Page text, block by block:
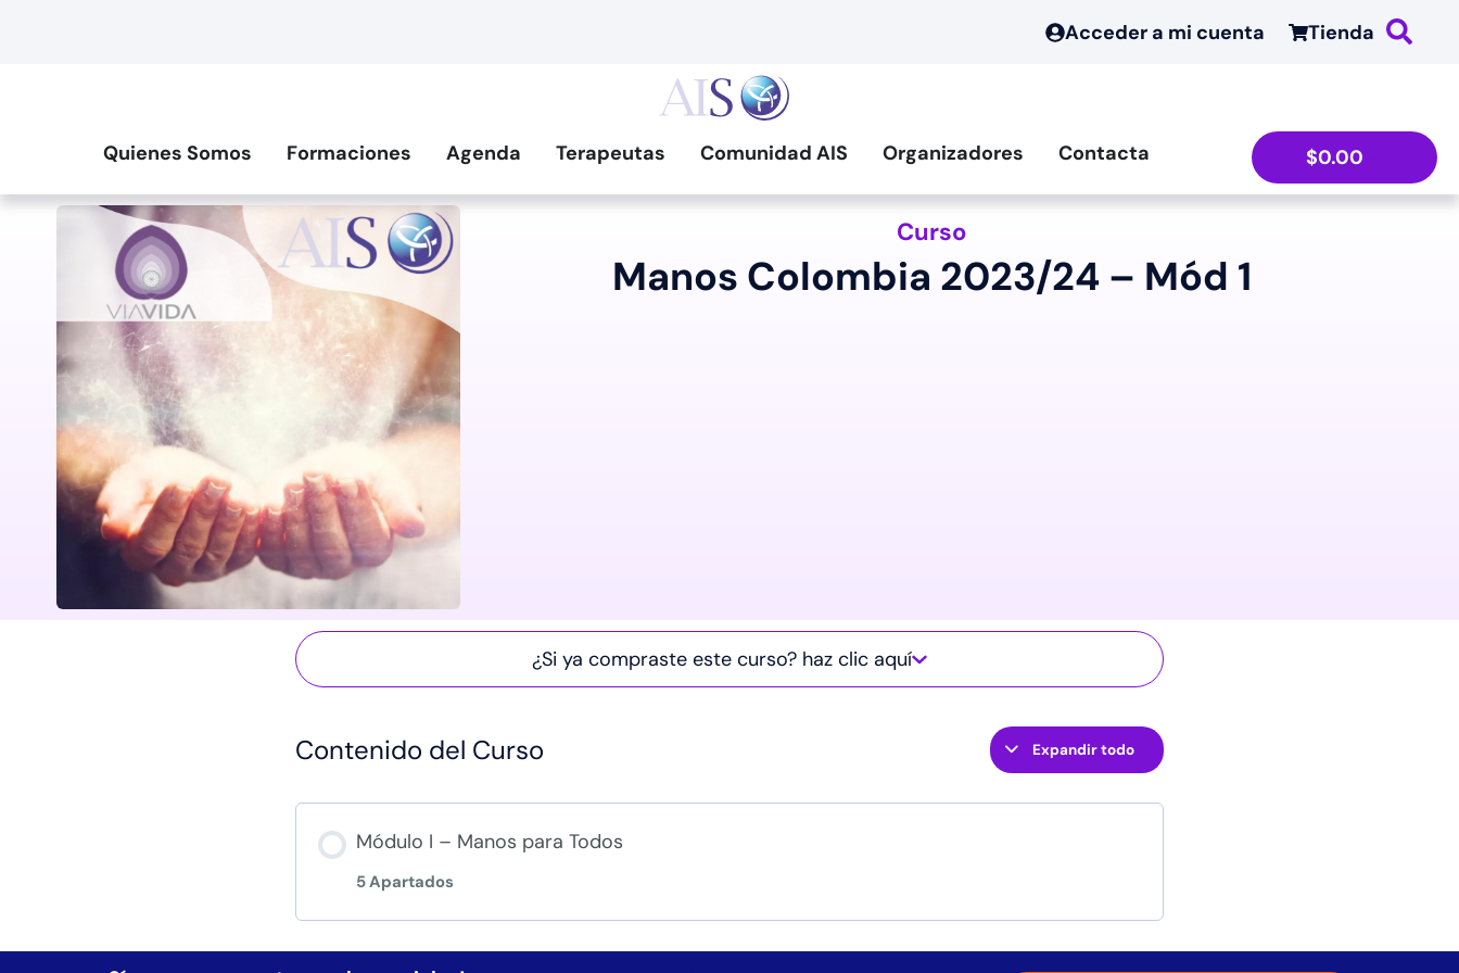
Acceder a mi cuenta Tienda
Quienes Somos Formaciones Agenda Terapeutas Comunidad AIS Organizadores Contacta $0.00
Curso
Manos Colombia 2023/24 – Mód 1
¿Si ya compraste este curso? haz clic aquí
Contenido del Curso Expandir todo
Módulo I – Manos para Todos
5 Apartados